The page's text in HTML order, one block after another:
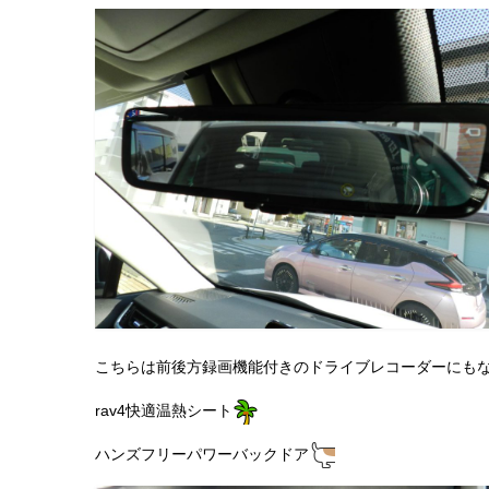
こちらは前後方録画機能付きのドライブレコーダーにも
rav4快適温熱シート
ハンズフリーパワーバックドア